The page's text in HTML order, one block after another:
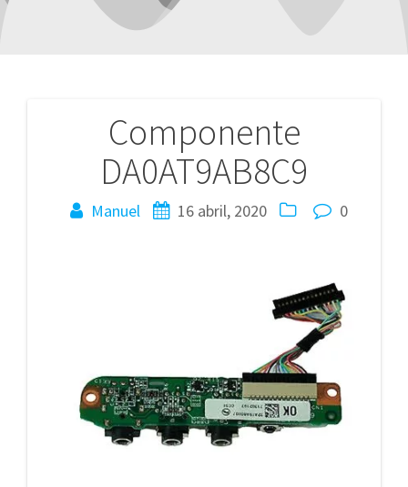
Componente
DA0AT9AB8C9
Manuel 16 abril, 2020 0
Navegación
entradas